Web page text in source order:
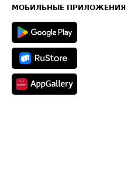
Техническая информация
МОБИЛЬНЫЕ ПРИЛОЖЕНИЯ